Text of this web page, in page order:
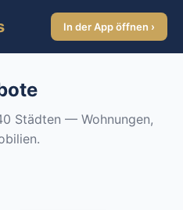
In der App öffnen ›
Städten — Wohnungen,